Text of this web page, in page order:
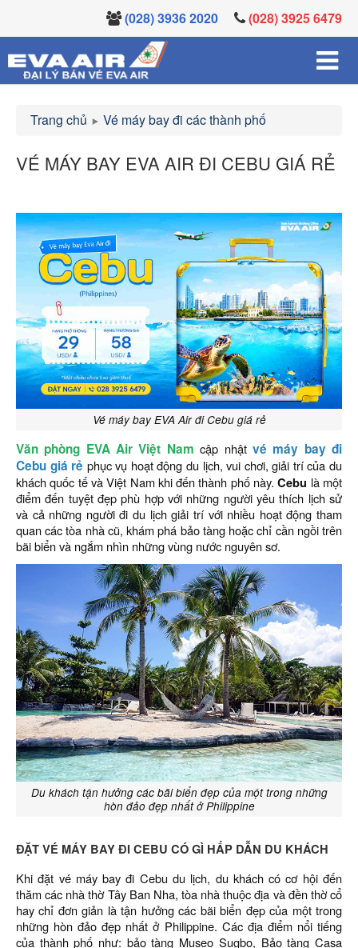
(028) 3936 2020 (028) 3925 6479
Trang chủ Vé máy bay đi các thành phố
VÉ MÁY BAY EVA AIR ĐI CEBU GIÁ RẺ
Vé máy bay EVA Air đi Cebu giá rẻ
Văn phòng EVA Air Việt Nam cập nhật vé máy bay đi
Cebu giá rẻ phục vụ hoạt động du lịch, vui chơi, giải trí của du
khách quốc tế và Việt Nam khi đến thành phố này.Cebu là một
điểm đến tuyệt đẹp phù hợp với những người yêu thích lịch sử
và cả những người đi du lịch giải trí với nhiều hoạt động tham
quan các tòa nhà cũ, khám phá bảo tàng hoặc chỉ cần ngồi trên
bãi biển và ngắm nhìn những vùng nước nguyên sơ.
Du khách tận hưởng các bãi biển đẹp của một trong những
hòn đảo đẹp nhất ở Philippine
ĐẶT VÉ MÁY BAY ĐI CEBU CÓ GÌ HẤP DẪN DU KHÁCH
Khi đặt vé máy bay đi Cebu du lịch, du khách có cơ hội đến
thăm các nhà thờ Tây Ban Nha, tòa nhà thuộc địa và đền thờ cổ
hay chỉ đơn giản là tận hưởng các bãi biển đẹp của một trong
những hòn đảo đẹp nhất ở Philippine. Các địa điểm nổi tiếng
của thành phố như: bảo tàng Museo Sugbo, Bảo tàng Casa